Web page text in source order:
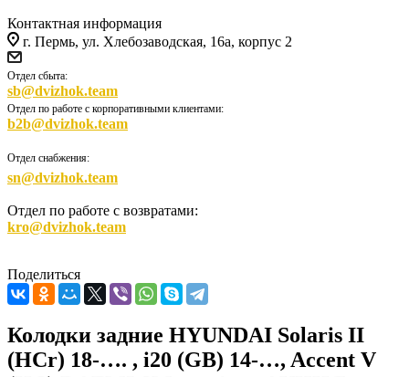
Контактная информация
г. Пермь, ул. Хлебозаводская, 16а, корпус 2
Отдел сбыта:
sb@dvizhok.team
Отдел по работе с корпоративными клиентами:
b2b@dvizhok.team
Отдел снабжения:
sn@dvizhok.team
Отдел по работе с возвратами:
kro@dvizhok.team
Поделиться
Колодки задние HYUNDAI Solaris II
(HCr) 18-…. , i20 (GB) 14-…, Accent V